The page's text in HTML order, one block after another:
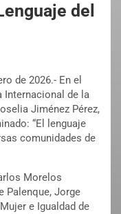
del
de 2026.- En el
Internacional de la
Jiménez Pérez,
“El lenguaje
comunidades de
Morelos
Palenque, Jorge
e Igualdad de